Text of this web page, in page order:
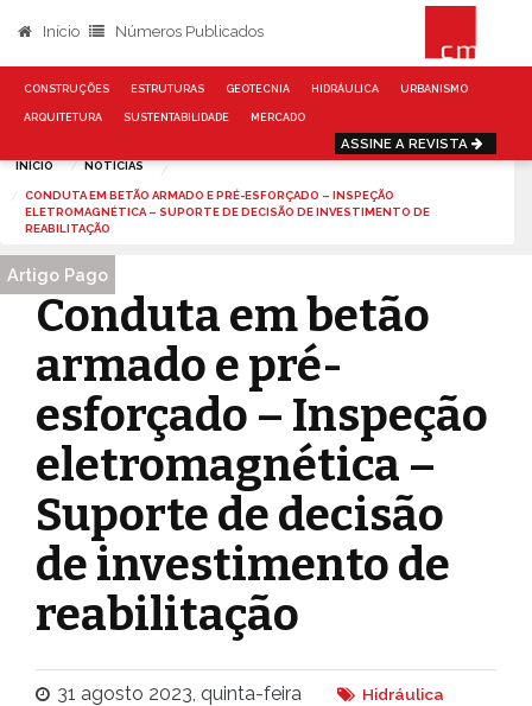
Início Números Publicados
CONSTRUÇÕES ESTRUTURAS GEOTECNIA HIDRÁULICA URBANISMO
ARQUITETURA SUSTENTABILIDADE MERCADO
ASSINE A REVISTA
INÍCIO NOTÍCIAS
CONDUTA EM BETÃO ARMADO E PRÉ-ESFORÇADO – INSPEÇÃO
ELETROMAGNÉTICA – SUPORTE DE DECISÃO DE INVESTIMENTO DE
REABILITAÇÃO
Conduta em betão
armado e pré-
esforçado – Inspeção
eletromagnética –
Suporte de decisão
de investimento de
reabilitação
Artigo Pago
31 agosto 2023, quinta-feira Hidráulica